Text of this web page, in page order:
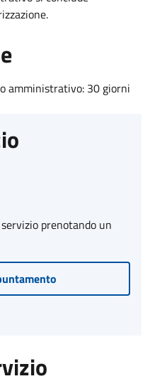
amministrativo: 30 giorni
prenotando un